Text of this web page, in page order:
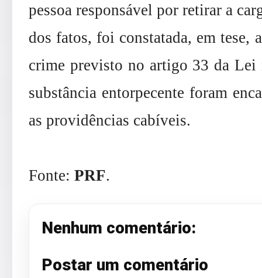
pessoa responsável por retirar a
dos fatos, foi constatada, em tese,
crime previsto no artigo 33 da Lei
substância entorpecente foram
as providências cabíveis.
Fonte: PRF.
Nenhum comentário:
Postar um comentário